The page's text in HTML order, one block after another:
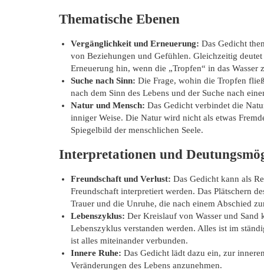
Thematische Ebenen
Vergänglichkeit und Erneuerung: Das Gedicht
von Beziehungen und Gefühlen. Gleichzeitig
Erneuerung hin, wenn die „Tropfen“ in das Wasser
Suche nach Sinn: Die Frage, wohin die Tropfen
nach dem Sinn des Lebens und der Suche nach
Natur und Mensch: Das Gedicht verbindet die
inniger Weise. Die Natur wird nicht als etwas
Spiegelbild der menschlichen Seele.
Interpretationen und
Freundschaft und Verlust: Das Gedicht kann als
Freundschaft interpretiert werden. Das Plätschern
Trauer und die Unruhe, die nach einem Abschied
Lebenszyklus: Der Kreislauf von Wasser und Sand
Lebenszyklus verstanden werden. Alles ist im
ist alles miteinander verbunden.
Innere Ruhe: Das Gedicht lädt dazu ein, zur
Veränderungen des Lebens anzunehmen.